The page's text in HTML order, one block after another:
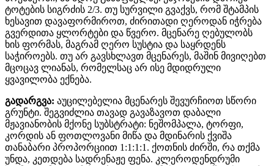
ტოტების სიგრძის 2/3. თუ სურვილი გვაქვს, რომ შტამპის
ხესავით დავაფორმიროთ, ძირითადი ღეროდან იჭრება
გვერდითა ყლორტები და წვერო. მცენარე ღებულობს
ხის ფორმას, მაგრამ ღერო სუსტია და საყრდენს
საჭიროებს. თუ არ გავსხლავთ მცენარეს, მაშინ მივიღებთ
მცოცავ ლიანას, რომელსაც არ ისე მდიდრული
ყვავილობა ექნება.
გადარგვა: აუცილებელია მცენარეს შევურჩიოთ სწორი
გრუნტი. შეგვიძლია თავად გავაზავოთ დაბალი
მჟავიანობის მქონე სუბსტრატი: ნეშომპალა, ტორფი,
კორდის ან ფოთლოვანი მიწა და მდინარის ქვიშა
თანაბარი პროპორციით 1:1:1:1. ქოთნის ძირში, რა თქმა
უნდა, კეთდება სადრენაჟე ფენა. კლეროდენდრუმი